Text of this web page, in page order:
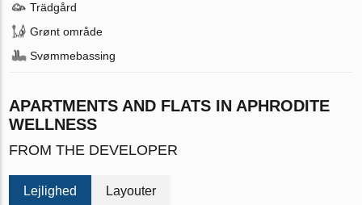
Trädgård
Grønt område
Svømmebassing
APARTMENTS AND FLATS IN APHRODITE
WELLNESS
FROM THE DEVELOPER
Lejlighed Layouter